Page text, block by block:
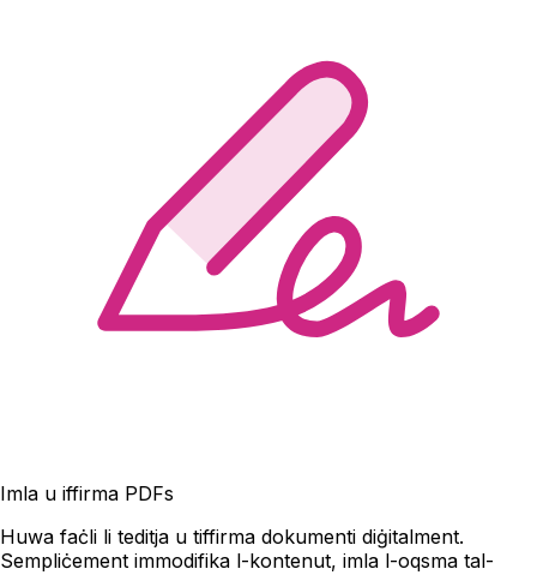
Imla u iffirma PDFs
Huwa faċli li teditja u tiffirma dokumenti diġitalment.
Sempliċement immodifika l-kontenut, imla l-oqsma tal-